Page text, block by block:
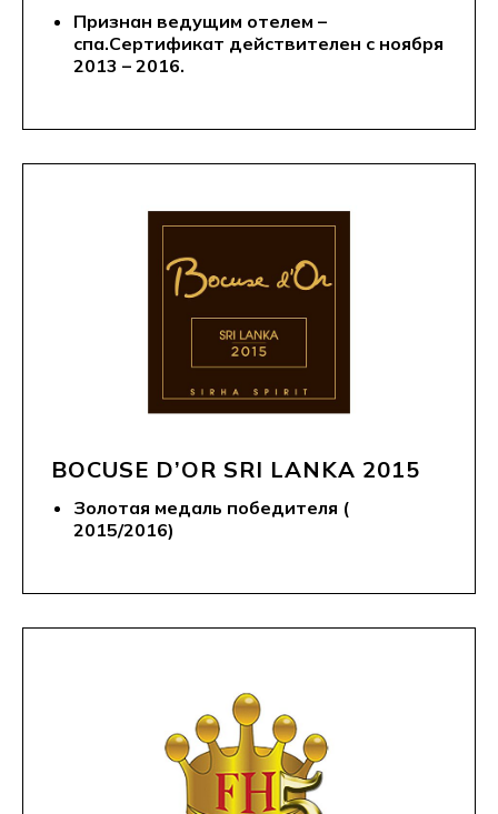
Признан ведущим отелем –
спа.Сертификат действителен с ноября
2013 – 2016.
BOCUSE D’OR SRI LANKA 2015
Золотая медаль победителя (
2015/2016)